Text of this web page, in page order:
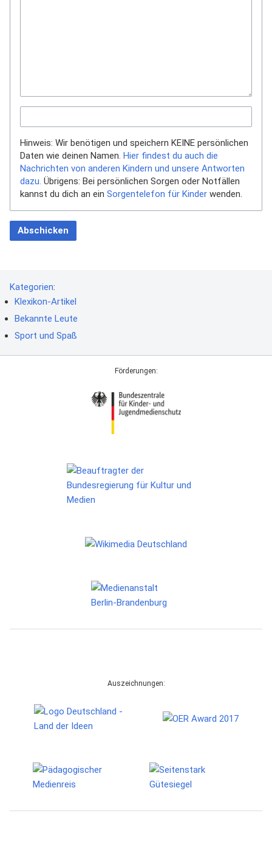
Hinweis: Wir benötigen und speichern KEINE persönlichen
Daten wie deinen Namen. Hier findest du auch die
Nachrichten von anderen Kindern und unsere Antworten
dazu. Übrigens: Bei persönlichen Sorgen oder Notfällen
kannst du dich an ein Sorgentelefon für Kinder wenden.
Abschicken
Kategorien:
Klexikon-Artikel
Bekannte Leute
Sport und Spaß
Förderungen:
Auszeichnungen: